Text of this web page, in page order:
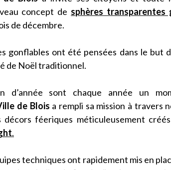
concept de sphères transparentes
de décembre.
gonflables ont été pensées dans le but
de Noël traditionnel.
d’année sont chaque année un
de Blois a rempli sa mission à travers
décors féeriques méticuleusement
.
techniques ont rapidement mis en